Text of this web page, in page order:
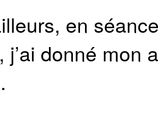
en
j’ai donné mon